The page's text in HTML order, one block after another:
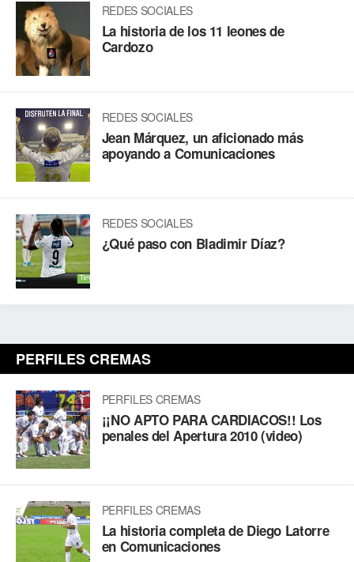
REDES SOCIALES
La historia de los 11 leones de
Cardozo
REDES SOCIALES
Jean Márquez, un aficionado más
apoyando a Comunicaciones
REDES SOCIALES
¿Qué paso con Bladimir Díaz?
PERFILES CREMAS
PERFILES CREMAS
¡¡NO APTO PARA CARDIACOS!! Los
penales del Apertura 2010 (video)
PERFILES CREMAS
La historia completa de Diego Latorre
en Comunicaciones